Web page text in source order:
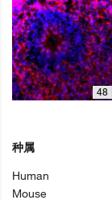
48
种属
Human
Mouse